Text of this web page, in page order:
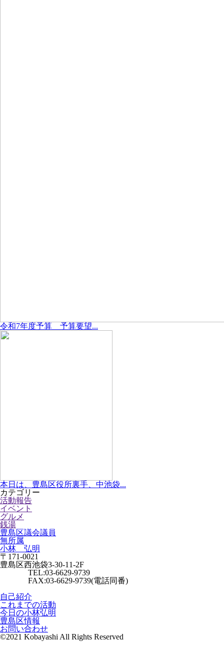
令和7年度予算 予算要望...
本日は、豊島区役所裏手、中池袋...
カテゴリー
活動報告
イベント
グルメ
銭湯
豊島区議会議員
無所属
小林 弘明
〒171-0021
豊島区西池袋3-30-11-2F
TEL:03-6629-9739
FAX:03-6629-9739(電話同番)
自己紹介
これまでの活動
今日の小林弘明
豊島区情報
お問い合わせ
©2021 Kobayashi All Rights Reserved